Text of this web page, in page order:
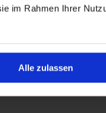
im Rahmen Ihrer
Alle zulassen